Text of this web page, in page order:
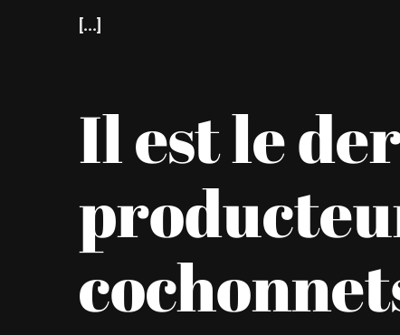
[...]
Il est le